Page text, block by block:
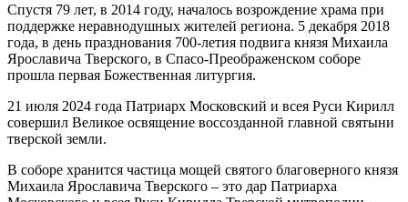
Спустя 79 лет, в 2014 году, началось возрождение храма при
поддержке неравнодушных жителей региона. 5 декабря 2018
года, в день празднования 700-летия подвига князя Михаила
Ярославича Тверского, в Спасо-Преображенском соборе
прошла первая Божественная литургия.
21 июля 2024 года Патриарх Московский и всея Руси Кирилл
совершил Великое освящение воссозданной главной святыни
тверской земли.
В соборе хранится частица мощей святого благоверного князя
Михаила Ярославича Тверского – это дар Патриарха